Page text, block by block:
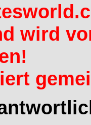
wird